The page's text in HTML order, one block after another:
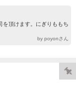
を頂けます。にぎりももち
by poyonさん